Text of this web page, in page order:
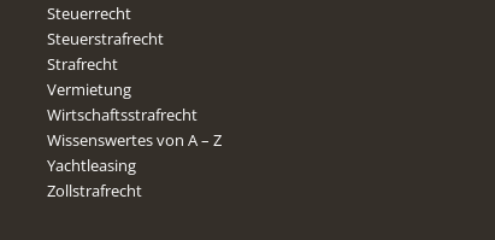
Steuerrecht
Steuerstrafrecht
Strafrecht
Vermietung
Wirtschaftsstrafrecht
Wissenswertes von A – Z
Yachtleasing
Zollstrafrecht